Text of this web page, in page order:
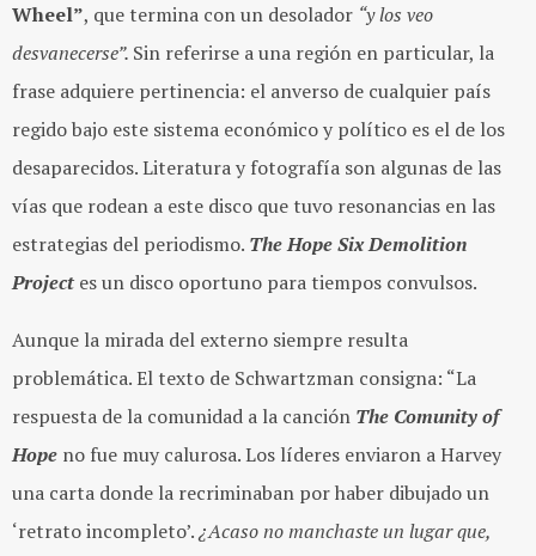
Wheel”, que termina con un desolador “y los veo
desvanecerse”. Sin referirse a una región en particular, la
frase adquiere pertinencia: el anverso de cualquier país
regido bajo este sistema económico y político es el de los
desaparecidos. Literatura y fotografía son algunas de las
vías que rodean a este disco que tuvo resonancias en las
estrategias del periodismo. The Hope Six Demolition
Project es un disco oportuno para tiempos convulsos.
Aunque la mirada del externo siempre resulta
problemática. El texto de Schwartzman consigna: “La
respuesta de la comunidad a la canción The Comunity of
Hope no fue muy calurosa. Los líderes enviaron a Harvey
una carta donde la recriminaban por haber dibujado un
‘retrato incompleto’.¿Acaso no manchaste un lugar que,